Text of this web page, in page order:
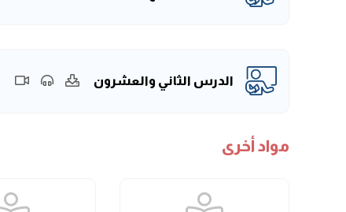
الدرس الثاني والعشرون
مواد أخرى